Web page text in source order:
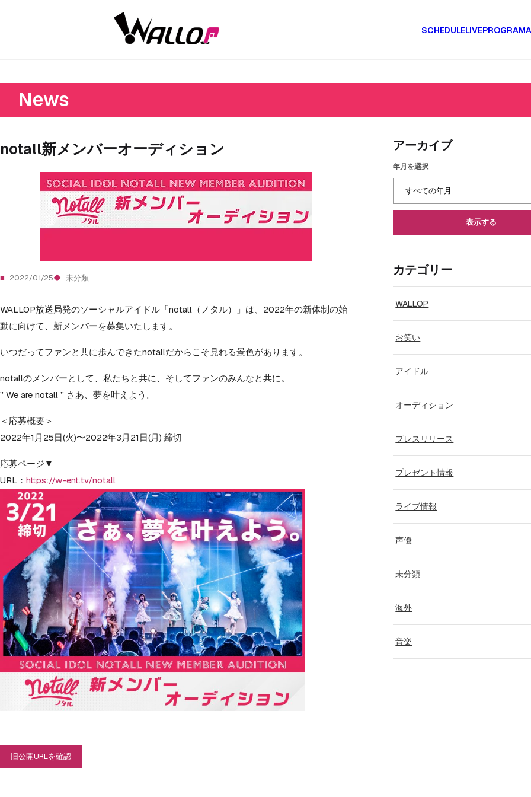
SCHEDULELIVEPROGRAM
News
notall新メンバーオーディション
2022/01/25 未分類
WALLOP放送局発のソーシャルアイドル「notall（ノタル）」は、2022年の新体制の始
動に向けて、新メンバーを募集いたします。
いつだってファンと共に歩んできたnotallだからこそ見れる景色があります。
notallのメンバーとして、私たちと共に、そしてファンのみんなと共に。
” We are notall ” さあ、夢を叶えよう。
＜応募概要＞
2022年1月25日(火)〜2022年3月21日(月) 締切
応募ページ▼
URL： https://w-ent.tv/notall
旧公開URLを確認
アーカイブ
年月を選択
表示する
カテゴリー
WALLOP
お笑い
アイドル
オーディション
プレスリリース
プレゼント情報
ライブ情報
声優
未分類
海外
音楽